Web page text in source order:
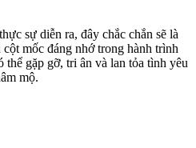
sự diễn ra, đây chắc chắn sẽ là
mốc đáng nhớ trong hành trình
gặp gỡ, tri ân và lan tỏa tình yêu
mộ.